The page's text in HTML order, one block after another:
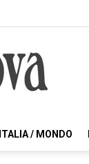
ITALIA / MONDO